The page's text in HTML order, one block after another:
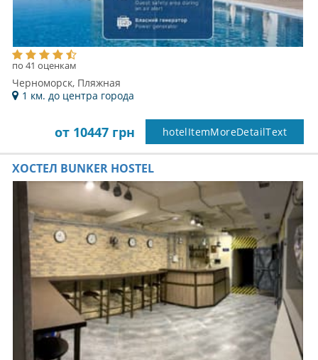
по 41 оценкам
Черноморск, Пляжная
1 км. до центра города
от 10447 грн hotelItemMoreDetailText
ХОСТЕЛ BUNKER HOSTEL